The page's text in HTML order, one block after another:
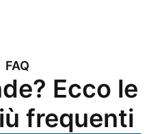
FAQ
Ecco le
frequenti